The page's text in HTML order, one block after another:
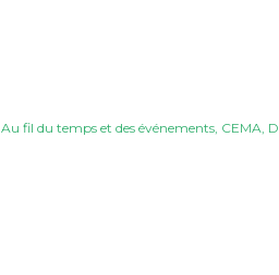
Au fil du temps et des événements CEMA